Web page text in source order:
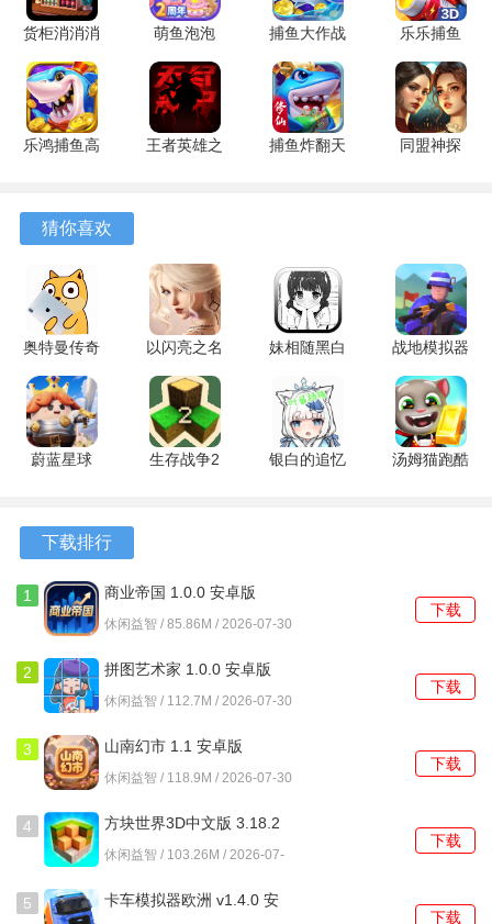
件种类齐全，满足了装扮小镇的多样化需求。
4、通过天文台系统可以遇见并收集更多品种的猫咪，还能为
它们更换各式各样的服装，观察它们穿着新衣工作的样子。
游戏优势
荣誉会将小镇风貌展示给其他玩家，获得社区的关注。
2、猫咪可以被指派到不同的生产设施中工作，为它们换上特
定的服装后，能够有效提升对应设施的生产效率。
3、游戏融合了养成与经营两条主线，一方面可以享受与猫咪
量。
4、收获的农产品是制作汤品、料理及其他特色物品的基础，
游戏攻略
1、初期应优先升级基础的汤锅和果汁设施，这两种产品的需
求稳定，是获取金币的主要来源，能为后续扩建积累启动资
金。
2、农场中种植的胡萝卜和玉米是许多初级料理的必备食材，
需要保持一定数量的库存，避免因原料短缺导致生产线停
滞。
3、将拥有勤劳特质的猫咪分配到烹饪类设施中，这类猫咪通
常自带工作效率加成，能够更快地完成汤品或料理的制作。
4、装饰物不仅用于美化，部分大型景观如喷泉或花园，能够
小幅提升周围一定范围内设施的生产速度，在布局时可考虑
货柜消消消
1.0.2 安卓
版
萌鱼泡泡
3.4.1.6 安
卓版
捕鱼大作战
1.5112 手
机版
乐乐捕鱼
9.2 安卓版
乐鸿捕鱼高
王者英雄之
捕鱼炸翻天
同盟神探
猜你喜欢
奥特曼传奇
英雄刀疤传
奇 v20.0.0
安卓版
以闪亮之名
新马
1.2.602 安
卓版
妹相随黑白
冒险 1.0.4
安卓版
战地模拟器
无限武器无
广告免广告
版 1.4.1 安
卓版
蔚蓝星球
生存战争2
银白的追忆
汤姆猫跑酷
下载排行
1 商业帝国 1.0.0 安卓版
休闲益智 / 85.86M / 2026-07-30
下载
2 拼图艺术家 1.0.0 安卓版
休闲益智 / 112.7M / 2026-07-30
下载
3 山南幻市 1.1 安卓版
休闲益智 / 118.9M / 2026-07-30
下载
4
方块世界3D中文版 3.18.2
安卓版
休闲益智 / 103.26M / 2026-07-
下载
5
卡车模拟器欧洲 v1.4.0 安
下载